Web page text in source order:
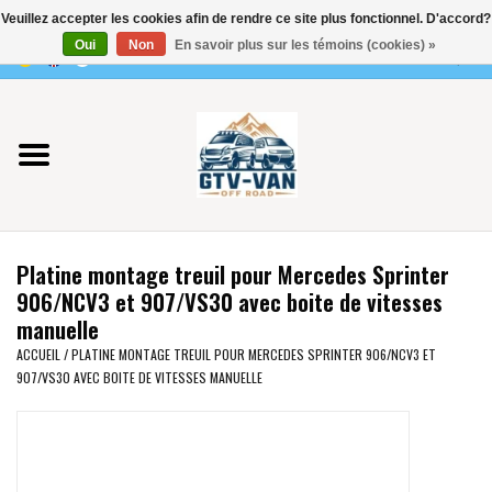
0 Articles - €0,00
Utilisez
les
flèches
haut
et
bas
pour
résultat
disponible.
sur
Entrée
Vito / classe V - 447
Viano /Vito 639
VW T7 2025
VW T6
Platine montage treuil pour Mercedes Sprinter
906/NCV3 et 907/VS30 avec boite de vitesses
manuelle
ACCUEIL /PLATINE MONTAGE TREUIL POUR MERCEDES SPRINTER 906/NCV3 ET
907/VS30 AVEC BOITE DE VITESSES MANUELLE
Veuillez accepter les cookies afin de rendre ce site plus fonctionnel. D'accord?
Oui
Non En savoir plus sur les témoins (cookies) »